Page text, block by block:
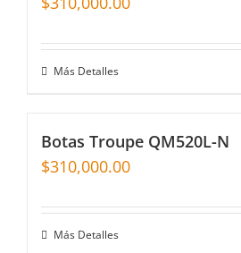
Más Detalles
Botas Troupe QM520L-N
$310,000.00
Más Detalles